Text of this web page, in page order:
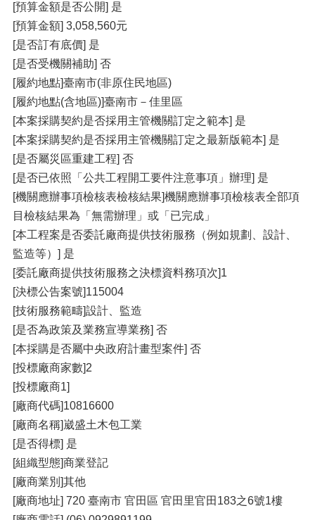
[預算金額是否公開] 是
[預算金額] 3,058,560元
[是否訂有底價] 是
[是否受機關補助] 否
[履約地點]臺南市(非原住民地區)
[履約地點(含地區)]臺南市－佳里區
[本案採購契約是否採用主管機關訂定之範本] 是
[本案採購契約是否採用主管機關訂定之最新版範本] 是
[是否屬災區重建工程] 否
[是否已依照「公共工程開工要件注意事項」辦理] 是
[機關應辦事項檢核表檢核結果]機關應辦事項檢核表全部項
目檢核結果為「無需辦理」或「已完成」
[本工程案是否委託廠商提供技術服務（例如規劃、設計、
監造等）] 是
[委託廠商提供技術服務之決標資料務項次]1
[決標公告案號]115004
[技術服務範疇]設計、監造
[是否為政策及業務宣導業務] 否
[本採購是否屬中央政府計畫型案件] 否
[投標廠商家數]2
[投標廠商1]
[廠商代碼]10816600
[廠商名稱]崴盛土木包工業
[是否得標] 是
[組織型態]商業登記
[廠商業別]其他
[廠商地址] 720 臺南市 官田區 官田里官田183之6號1樓